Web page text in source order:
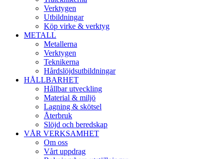
Verktygen
Utbildningar
Köp virke & verktyg
METALL
Metallerna
Verktygen
Teknikerna
Hårdslöjdsutbildningar
HÅLLBARHET
Hållbar utveckling
Material & miljö
Lagning & skötsel
Återbruk
Slöjd och beredskap
VÅR VERKSAMHET
Om oss
Vårt uppdrag